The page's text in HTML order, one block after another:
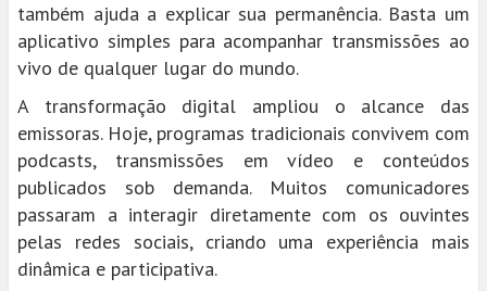
também ajuda a explicar sua permanência. Basta um
aplicativo simples para acompanhar transmissões ao
vivo de qualquer lugar do mundo.
A transformação digital ampliou o alcance das
emissoras. Hoje, programas tradicionais convivem com
podcasts, transmissões em vídeo e conteúdos
publicados sob demanda. Muitos comunicadores
passaram a interagir diretamente com os ouvintes
pelas redes sociais, criando uma experiência mais
dinâmica e participativa.